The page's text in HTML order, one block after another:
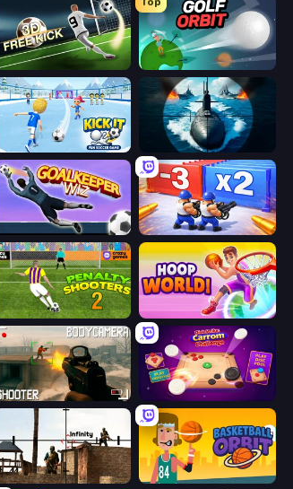
Free Kick Classic (3D Free Kick) Golf Orbit
Kick It – Fun Soccer Game Ships Battlefield 3D
Goalkeeper Wiz Battle Brigade
Penalty Shooters 2 Hoop World 3D
BodyCamera Shooter
Lethal Sniper 3D: Army Soldier Basketball Orbit